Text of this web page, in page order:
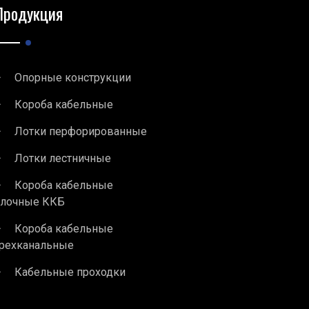
Опорные конструкции
Короба кабельные
Лотки перфорированные
Лотки лестничные
Короба кабельные
ККБ
Короба кабельные
Кабельные проходки